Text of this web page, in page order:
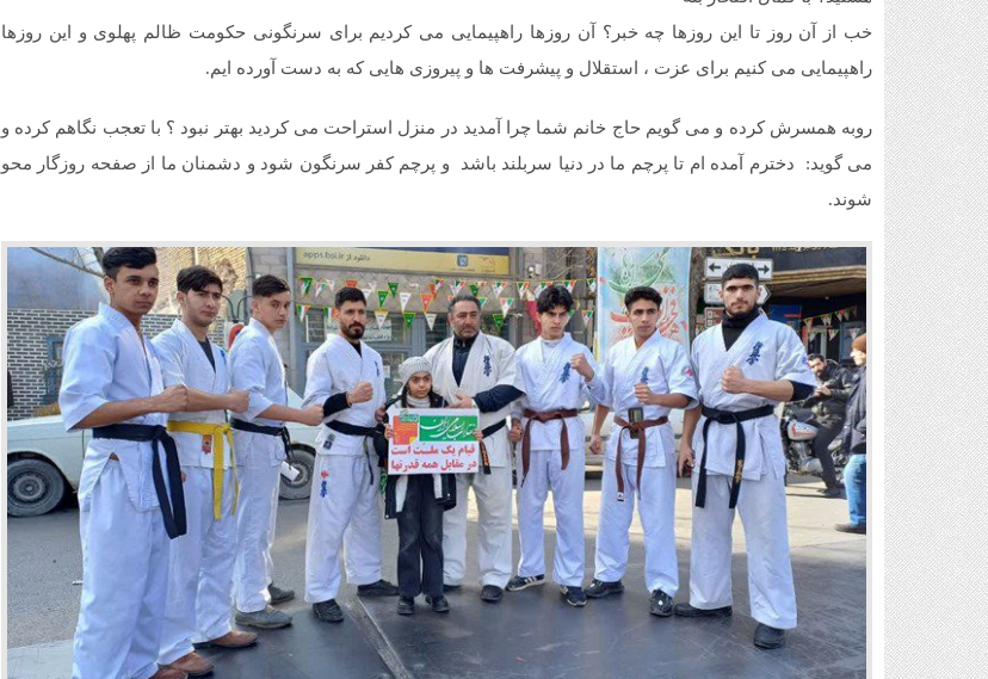
خب از آن روز تا این روزها چه خبر؟ آن روزها راهپیمایی می کردیم برای سرنگونی حکومت ظالم پهلوی و این روزها
راهپیمایی می کنیم برای عزت ، استقلال و پیشرفت ها و پیروزی هایی که به دست آورده ایم.
روبه همسرش کرده و می گویم حاج خانم شما چرا آمدید در منزل استراحت می کردید بهتر نبود ؟ با تعجب نگاهم کرده و
می گوید: دخترم آمده ام تا پرچم ما در دنیا سربلند باشد و پرچم کفر سرنگون شود و دشمنان ما از صفحه روزگار محو
شوند.